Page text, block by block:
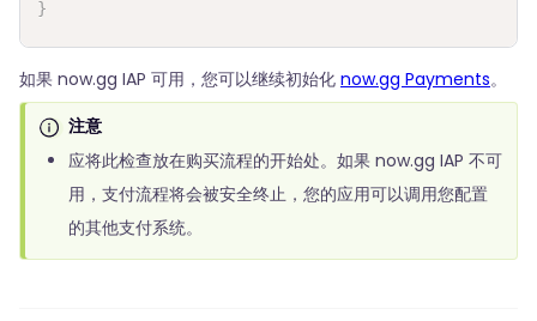
}
如果 now.gg IAP 可用，您可以继续初始化 now.gg Payments。
注意
应将此检查放在购买流程的开始处。如果 now.gg IAP 不可
用，支付流程将会被安全终止，您的应用可以调用您配置
的其他支付系统。